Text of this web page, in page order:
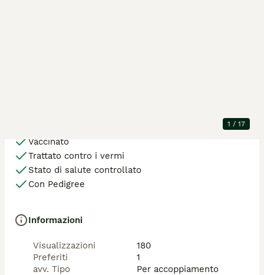
1 / 17
Vaccinato
Trattato contro i vermi
Stato di salute controllato
Con Pedigree
Informazioni
Visualizzazioni
180
Preferiti
1
avv. Tipo
Per accoppiamento